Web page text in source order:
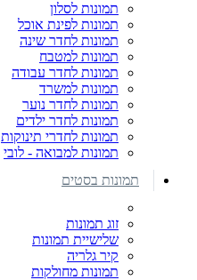
תמונות לסלון
תמונות לפינת אוכל
תמונות לחדר שינה
תמונות למטבח
תמונות לחדר עבודה
תמונות למשרד
תמונות לחדר נוער
תמונות לחדר ילדים
תמונות לחדרי תינוקות
תמונות למבואה - לובי
תמונות בסטים
זוג תמונות
שלישיית תמונות
קיר גלריה
תמונות מחולקות